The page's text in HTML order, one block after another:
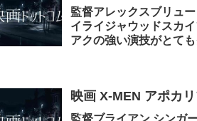
監督アレックスブリュ
イライジャウッドスカ
アクの強い演技がとて
映画 X-MEN アポカ
監督ブライアン シンガ